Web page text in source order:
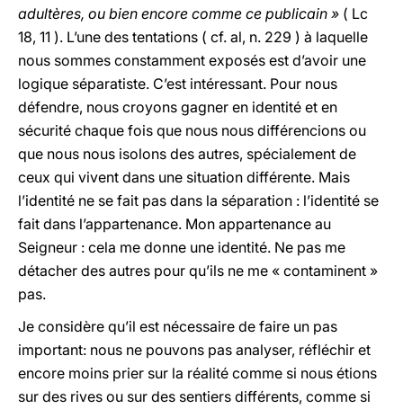
adultères, ou bien encore comme ce publicain » ( Lc
18, 11 ). L’une des tentations ( cf. al, n. 229 ) à laquelle
nous sommes constamment exposés est d’avoir une
logique séparatiste. C’est intéressant. Pour nous
défendre, nous croyons gagner en identité et en
sécurité chaque fois que nous nous différencions ou
que nous nous isolons des autres, spécialement de
ceux qui vivent dans une situation différente. Mais
l’identité ne se fait pas dans la séparation : l’identité se
fait dans l’appartenance. Mon appartenance au
Seigneur : cela me donne une identité. Ne pas me
détacher des autres pour qu’ils ne me « contaminent »
pas.
Je considère qu’il est nécessaire de faire un pas
important: nous ne pouvons pas analyser, réfléchir et
encore moins prier sur la réalité comme si nous étions
sur des rives ou sur des sentiers différents, comme si